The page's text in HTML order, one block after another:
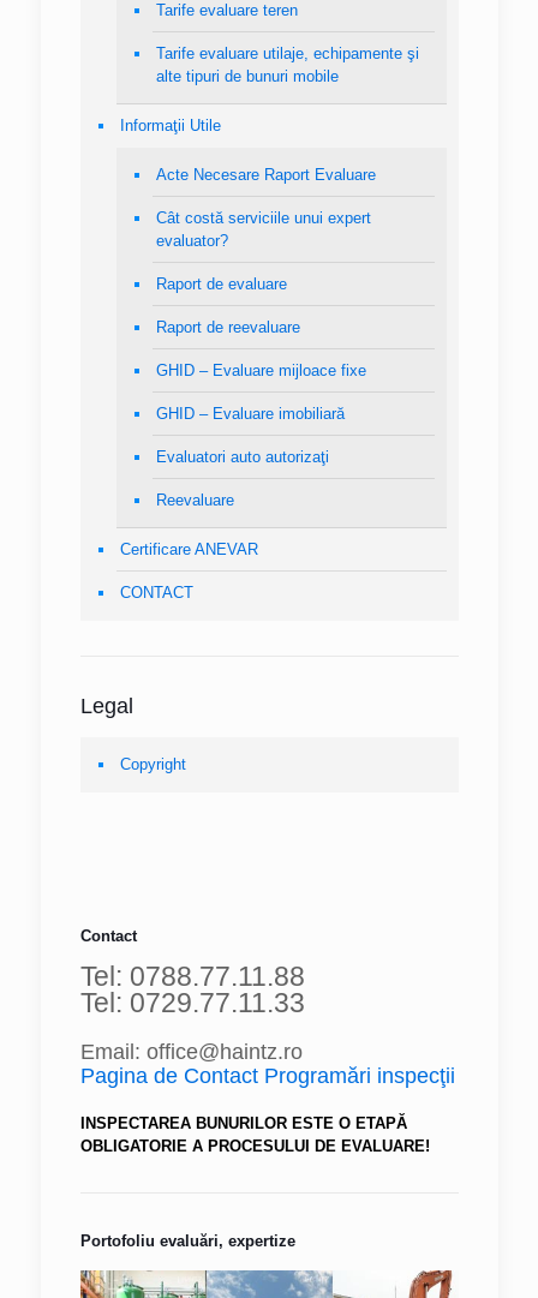
Tarife evaluare teren
Tarife evaluare utilaje, echipamente şi
alte tipuri de bunuri mobile
Informaţii Utile
Acte Necesare Raport Evaluare
Cât costă serviciile unui expert
evaluator?
Raport de evaluare
Raport de reevaluare
GHID – Evaluare mijloace fixe
GHID – Evaluare imobiliară
Evaluatori auto autorizaţi
Reevaluare
Certificare ANEVAR
CONTACT
Legal
Copyright
Contact
Tel: 0788.77.11.88
Tel: 0729.77.11.33
Email: office@haintz.ro
Pagina de Contact Programări inspecţii
INSPECTAREA BUNURILOR ESTE O ETAPĂ
OBLIGATORIE A PROCESULUI DE EVALUARE!
Portofoliu evaluări, expertize